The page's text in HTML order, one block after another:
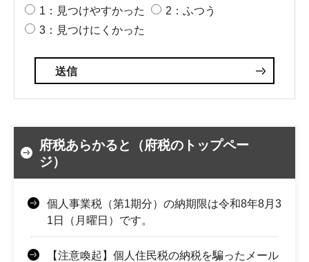
1：見つけやすかった
2：ふつう
3：見つけにくかった
府税あらかると（府税のトップペー
ジ）
個人事業税（第1期分）の納期限は令和8年8月3
1日（月曜日）です。
【注意喚起】個人住民税の納税を騙ったメール